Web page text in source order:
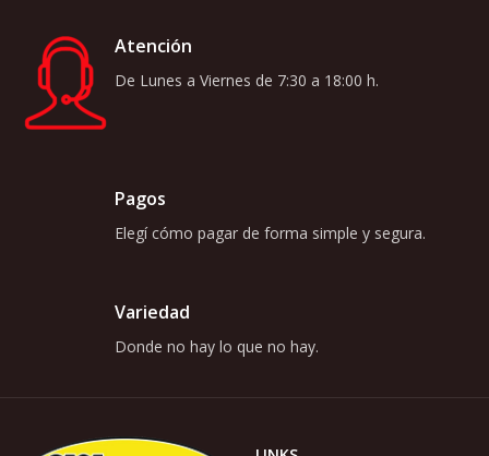
Atención
De Lunes a Viernes de 7:30 a 18:00 h.
Pagos
Elegí cómo pagar de forma simple y segura.
Variedad
Donde no hay lo que no hay.